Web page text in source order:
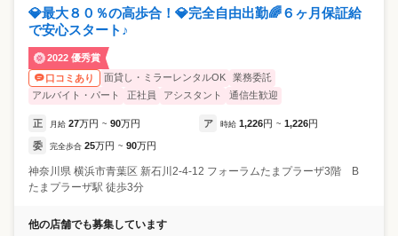
💎最大８０％の高歩合！💎完全自由出勤🌈６ヶ月保証給
で安心スタート♪
2022 優秀賞
口コミあり
面貸し・ミラーレンタルOK
業務委託
アルバイト・パート
正社員 アシスタント 通信生歓迎
正 月給 27万円 ~ 90万円 ア 時給 1,226円 ~ 1,226円
委 完全歩合 25万円 ~ 90万円
神奈川県 横浜市青葉区 新石川2-4-12 フォーラムたまプラーザ3階 B
たまプラーザ駅 徒歩3分
他の店舗でも募集しています